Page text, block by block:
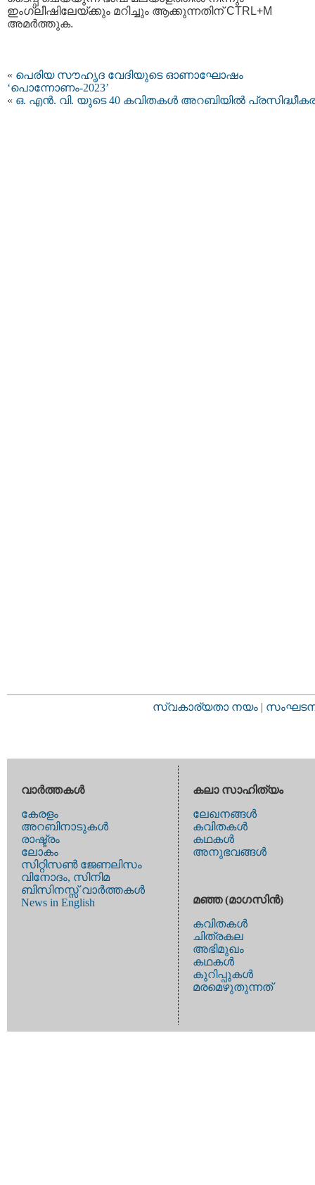
ഇംഗ്ലീഷിലേയ്ക്കും മറിച്ചും ആക്കുന്നതിന് CTRL+M
അമര്‍ത്തുക.
« പെരിയ സൗഹൃദ വേദിയുടെ ഓണാഘോഷം
‘പൊന്നോണം-2023’
« ഒ. എൻ. വി. യുടെ 40 കവിതകൾ അറബിയില്‍
സ്വകാര്യതാ നയം |
വാര്‍ത്തകള്‍
കേരളം
അറബിനാടുകള്‍
രാഷ്ട്രം
ലോകം
സിറ്റിസണ്‍ ജേണലിസം
വിനോദം, സിനിമ
ബിസിനസ്സ് വാര്‍ത്തകള്‍
News in English
കലാ സാഹിത്യം
ലേഖനങ്ങള്‍
കവിതകള്‍
കഥകള്‍
അനുഭവങ്ങള്‍
മഞ്ഞ (മാഗസിന്‍)
കവിതകള്‍
ചിത്രകല
അഭിമുഖം
കഥകള്‍
കുറിപ്പുകള്‍
മരമെഴുതുന്നത്